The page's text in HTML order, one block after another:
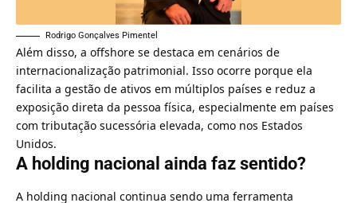
Rodrigo Gonçalves Pimentel
Além disso, a offshore se destaca em cenários de
internacionalização patrimonial. Isso ocorre porque ela
facilita a gestão de ativos em múltiplos países e reduz a
exposição direta da pessoa física, especialmente em países
com tributação sucessória elevada, como nos Estados
Unidos.
A holding nacional ainda faz sentido?
A holding nacional continua sendo uma ferramenta